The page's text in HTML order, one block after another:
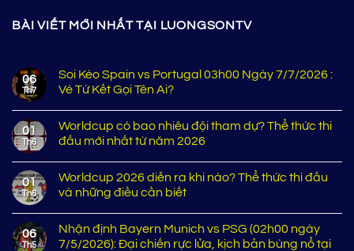
BÀI VIẾT MỚI NHẤT TẠI LUONGSONTV
06
Th7
Soi Kèo Spain vs Portugal 03h00 Ngày 7/7/2026 :
Vé Tứ Kết Gọi Tên Ai?
01
Th6
Worldcup có bao nhiêu đội tham dự? Thể thức thi
đấu mới nhất từ năm 2026
01
Th6
Worldcup 2026 diễn ra khi nào? Thể thức thi đấu
và những điều cần biết
06
Th5
Nhận định Bayern Munich vs PSG (02h00 ngày
7/5/2026): Đại chiến rực lửa, kịch bản bùng nổ tại